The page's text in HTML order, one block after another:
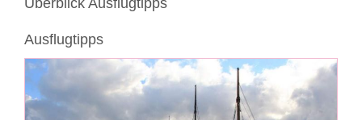
Überblick Ausflugtipps
Ausflugtipps